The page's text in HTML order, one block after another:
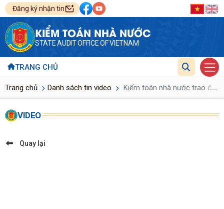
Đăng ký nhận tin
KIỂM TOÁN NHÀ NƯỚC
STATE AUDIT OFFICE OF VIETNAM
TRANG CHỦ
Trang chủ Danh sách tin video Kiểm toán nhà nước trao đổi
...
VIDEO
Quay lại